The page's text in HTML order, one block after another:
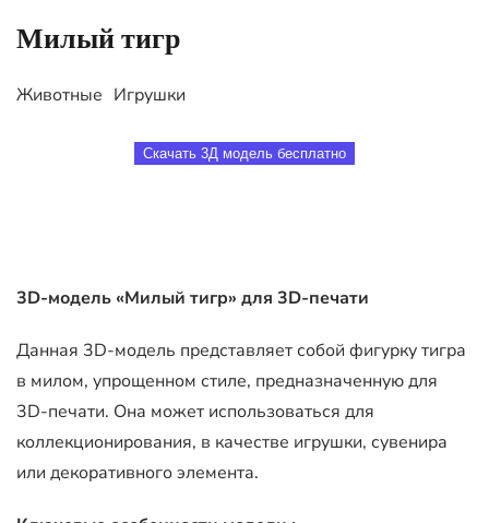
Милый тигр
Животные Игрушки
Скачать 3Д модель бесплатно
3D-модель «Милый тигр» для 3D-печати
Данная 3D-модель представляет собой фигурку тигра
в милом, упрощенном стиле, предназначенную для
3D-печати. Она может использоваться для
коллекционирования, в качестве игрушки, сувенира
или декоративного элемента.